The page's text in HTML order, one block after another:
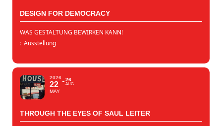
DESIGN FOR DEMOCRACY
WAS GESTALTUNG BEWIRKEN KANN!
: Ausstellung
2026
22
MAY
26
AUG
THROUGH THE EYES OF SAUL LEITER